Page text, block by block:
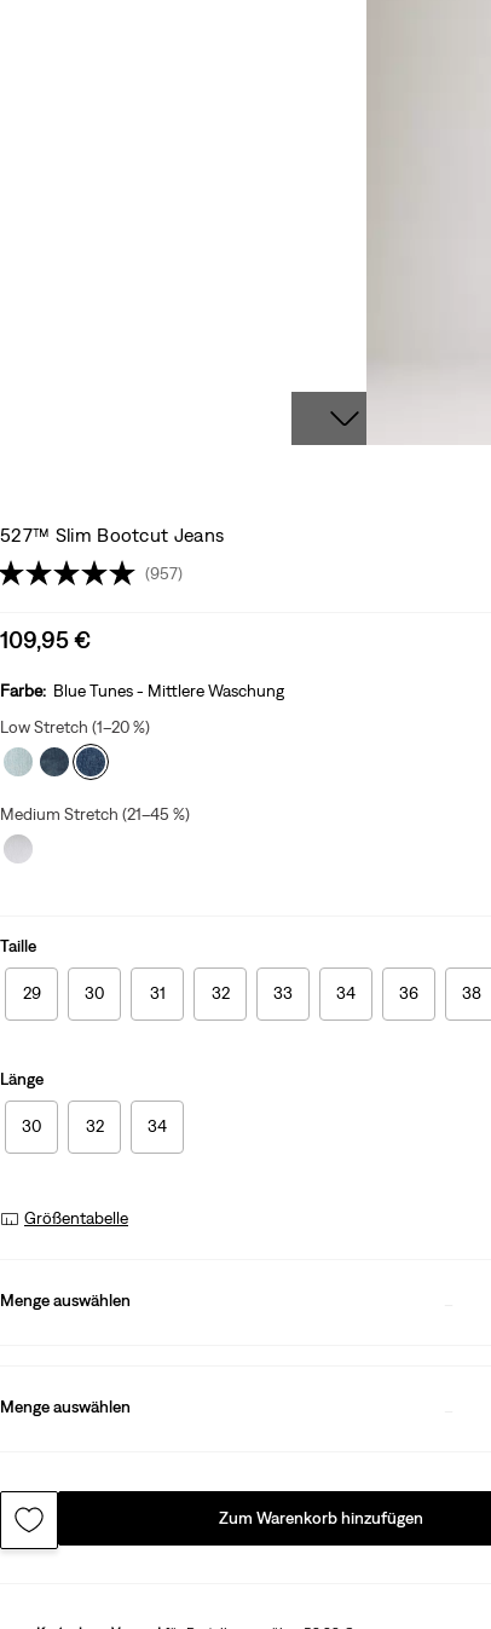
527™ Slim Bootcut Jeans
(957)
Sale
is
109,95 €
Farbe: Blue Tunes - Mittlere Waschung
Low Stretch (1–20 %)
Medium Stretch (21–45 %)
Taille
29 30 31 32 33 34 36 38
Länge
30 32 34
Größentabelle
Menge auswählen
Menge auswählen
Zum Warenkorb hinzufügen